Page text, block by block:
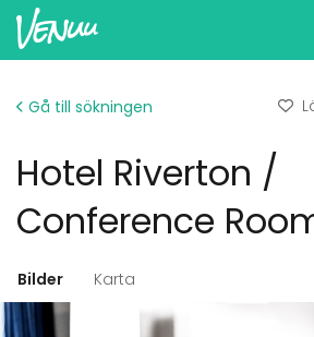
Logga in
Svenska
Gå till sökningen
Hotel Riverton /
Conference
Bilder Karta